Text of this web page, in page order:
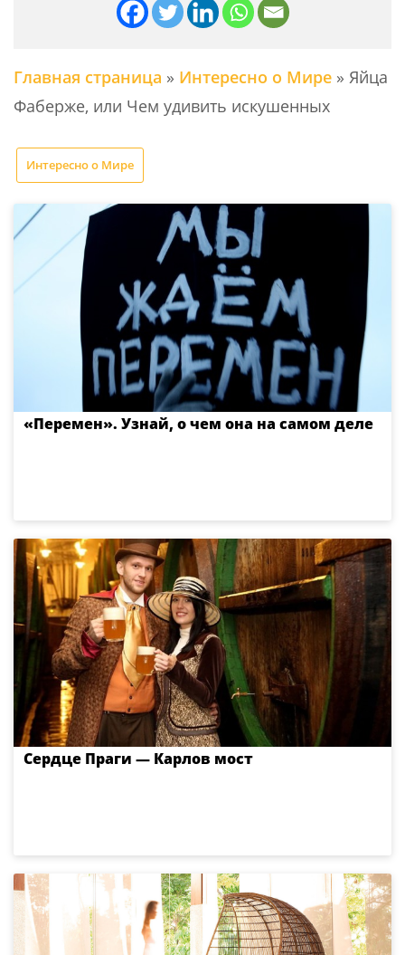
Главная страница » Интересно о Мире » Яйца
Фаберже, или Чем удивить искушенных
Интересно о Мире
«Перемен». Узнай, о чем она на самом деле
Сердце Праги — Карлов мост